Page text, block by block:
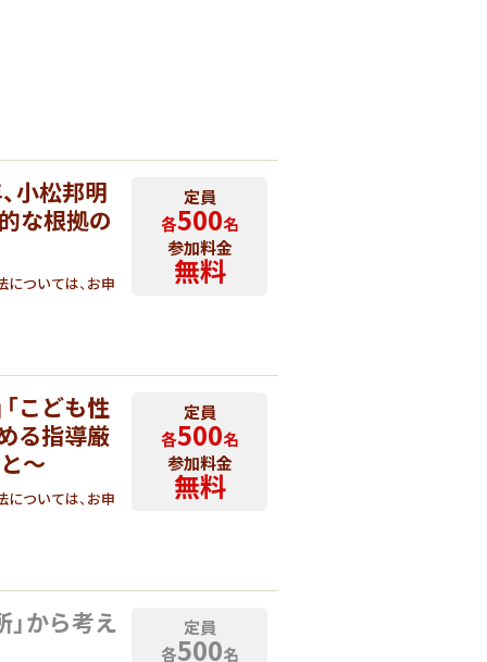
小松邦明
な根拠の
ついては、お申
定員
各500名
参加料金
無料
「こども性
る指導厳
～
ついては、お申
定員
各500名
参加料金
無料
」から考え
定員
各500名